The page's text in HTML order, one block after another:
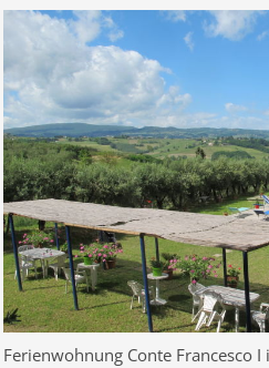
Ferienwohnung Conte Francesco I